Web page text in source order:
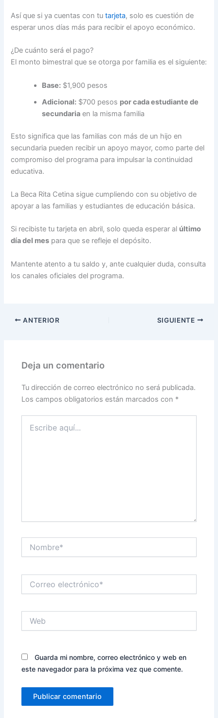
Así que si ya cuentas con tutarjeta, solo es cuestión de
esperar unos días más para recibir el apoyo económico.
¿De cuánto será el pago?
El monto bimestral que se otorga por familia es el siguiente:
Base: $1,900 pesos
Adicional: $700 pesos por cada estudiante de
secundaria en la misma familia
Esto significa que las familias con más de un hijo en
secundaria pueden recibir un apoyo mayor, como parte del
compromiso del programa para impulsar la continuidad
educativa.
La Beca Rita Cetina sigue cumpliendo con su objetivo de
apoyar a las familias y estudiantes de educación básica.
Si recibiste tu tarjeta en abril, solo queda esperar al último
día del mes para que se refleje el depósito.
Mantente atento a tu saldo y, ante cualquier duda, consulta
los canales oficiales del programa.
ANTERIOR SIGUIENTE
Deja un comentario
Tu dirección de correo electrónico no será publicada.
Los campos obligatorios están marcados con *
aquí...
electrónico*
Guarda mi nombre, correo electrónico y web en
este navegador para la próxima vez que comente.